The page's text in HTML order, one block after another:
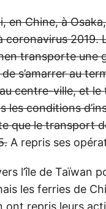
en Chine, à
coronavirus
transporte une
s’amarrer au
centre-ville, et
les conditions
que le transport
A repris ses
l’île de Taïwan
les ferries de